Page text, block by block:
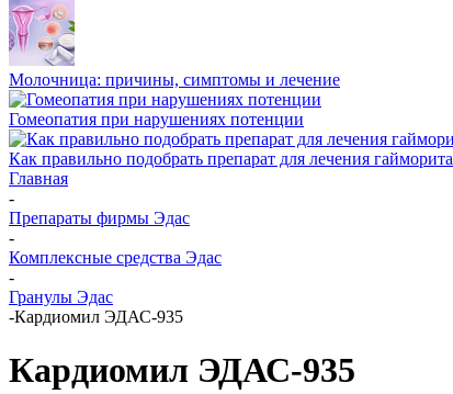
Молочница: причины, симптомы и лечение
Гомеопатия при нарушениях потенции
Как правильно подобрать препарат для лечения гайморита
Главная
-
Препараты фирмы Эдас
-
Комплексные средства Эдас
-
Гранулы Эдас
-Кардиомил ЭДАС-935
Кардиомил ЭДАС-935